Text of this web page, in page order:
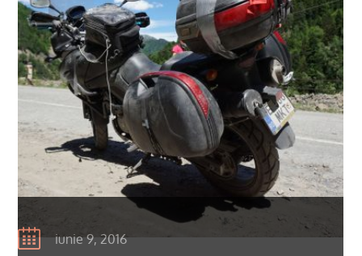
iunie 9, 2016